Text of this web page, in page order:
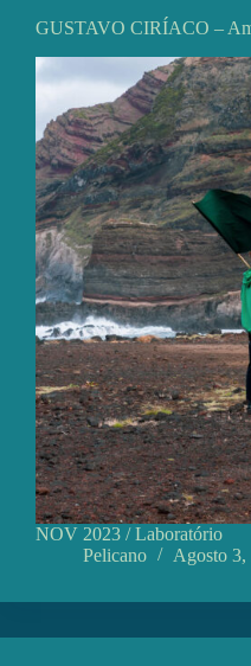
GUSTAVO CIRÍACO –
NOV 2023 / Laboratório
Pelicano
Agosto 3,